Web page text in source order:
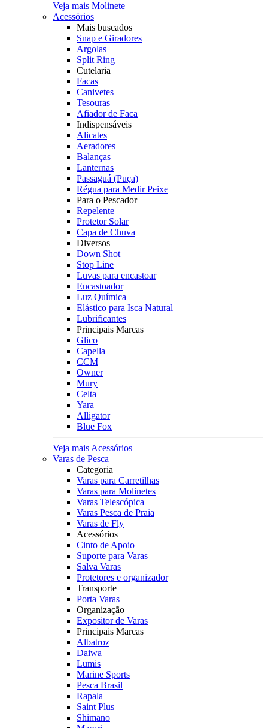
Veja mais Molinete
Acessórios
Mais buscados
Snap e Giradores
Argolas
Split Ring
Cutelaria
Facas
Canivetes
Tesouras
Afiador de Faca
Indispensáveis
Alicates
Aeradores
Balanças
Lanternas
Passaguá (Puça)
Régua para Medir Peixe
Para o Pescador
Repelente
Protetor Solar
Capa de Chuva
Diversos
Down Shot
Stop Line
Luvas para encastoar
Encastoador
Luz Química
Elástico para Isca Natural
Lubrificantes
Principais Marcas
Glico
Capella
CCM
Owner
Mury
Celta
Yara
Alligator
Blue Fox
Veja mais Acessórios
Varas de Pesca
Categoria
Varas para Carretilhas
Varas para Molinetes
Varas Telescópica
Varas Pesca de Praia
Varas de Fly
Acessórios
Cinto de Apoio
Suporte para Varas
Salva Varas
Protetores e organizador
Transporte
Porta Varas
Organização
Expositor de Varas
Principais Marcas
Albatroz
Daiwa
Lumis
Marine Sports
Pesca Brasil
Rapala
Saint Plus
Shimano